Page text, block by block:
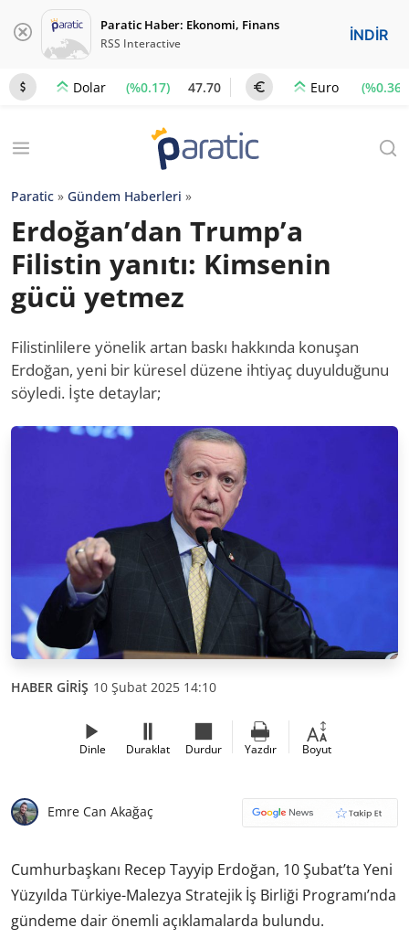
Paratic Haber: Ekonomi, Finans
RSS Interactive İNDİR
Dolar (%0.17) 47.70 Euro (%0.36)
Paratic » Gündem Haberleri »
Erdoğan’dan Trump’a
Filistin yanıtı: Kimsenin
gücü yetmez
Filistinlilere yönelik artan baskı hakkında konuşan
Erdoğan, yeni bir küresel düzene ihtiyaç duyulduğunu
söyledi. İşte detaylar;
HABER GİRİŞ 10 Şubat 2025 14:10
Dinle Duraklat Durdur Yazdır Boyut
Emre Can Akağaç
Cumhurbaşkanı Recep Tayyip Erdoğan, 10 Şubat’ta Yeni
Yüzyılda Türkiye-Malezya Stratejik İş Birliği Programı’nda
gündeme dair önemli açıklamalarda bulundu.